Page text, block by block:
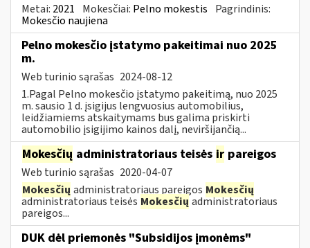
Metai: 2021 Mokesčiai: Pelno mokestis Pagrindinis:
Mokesčio naujiena
Pelno mokesčio įstatymo pakeitimai nuo 2025
m.
Web turinio sąrašas 2024-08-12
1.Pagal Pelno mokesčio įstatymo pakeitimą, nuo 2025
m. sausio 1 d. įsigijus lengvuosius automobilius,
leidžiamiems atskaitymams bus galima priskirti
automobilio įsigijimo kainos dalį, neviršijančią...
Mokesčių administratoriaus teisės ir pareigos
Web turinio sąrašas 2020-04-07
Mokesčių administratoriaus pareigos Mokesčių
administratoriaus teisės Mokesčių administratoriaus
pareigos...
DUK dėl priemonės "Subsidijos įmonėms"